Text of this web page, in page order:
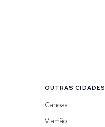
OUTRAS CIDADES
Canoas
Viamão